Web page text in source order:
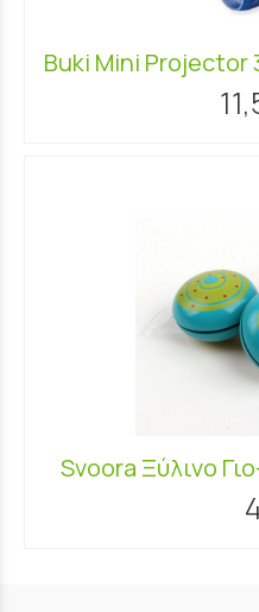
Buki Mini Projector
Svoora Ξύλινο